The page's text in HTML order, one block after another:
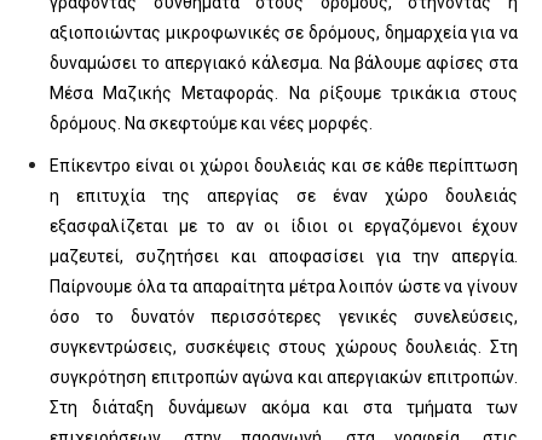
αξιοποιώντας μικροφωνικές σε δρόμους, δημαρχεία για να
δυναμώσει το απεργιακό κάλεσμα. Να βάλουμε αφίσες στα
Μέσα Μαζικής Μεταφοράς. Να ρίξουμε τρικάκια στους
δρόμους. Να σκεφτούμε και νέες μορφές.
Επίκεντρο είναι οι χώροι δουλειάς και σε κάθε περίπτωση
η επιτυχία της απεργίας σε έναν χώρο δουλειάς
εξασφαλίζεται με το αν οι ίδιοι οι εργαζόμενοι έχουν
μαζευτεί, συζητήσει και αποφασίσει για την απεργία.
Παίρνουμε όλα τα απαραίτητα μέτρα λοιπόν ώστε να γίνουν
όσο το δυνατόν περισσότερες γενικές συνελεύσεις,
συγκεντρώσεις, συσκέψεις στους χώρους δουλειάς. Στη
συγκρότηση επιτροπών αγώνα και απεργιακών επιτροπών.
Στη διάταξη δυνάμεων ακόμα και στα τμήματα των